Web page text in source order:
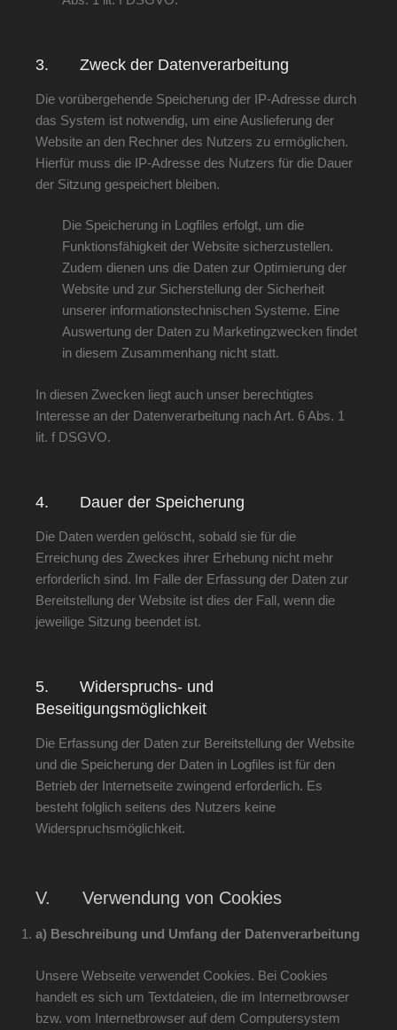
3. Zweck der Datenverarbeitung
Die vorübergehende Speicherung der IP-Adresse durch
das System ist notwendig, um eine Auslieferung der
Website an den Rechner des Nutzers zu ermöglichen.
Hierfür muss die IP-Adresse des Nutzers für die Dauer
der Sitzung gespeichert bleiben.
Die Speicherung in Logfiles erfolgt, um die
Funktionsfähigkeit der Website sicherzustellen.
Zudem dienen uns die Daten zur Optimierung der
Website und zur Sicherstellung der Sicherheit
unserer informationstechnischen Systeme. Eine
Auswertung der Daten zu Marketingzwecken findet
in diesem Zusammenhang nicht statt.
In diesen Zwecken liegt auch unser berechtigtes
Interesse an der Datenverarbeitung nach Art. 6 Abs. 1
lit. f DSGVO.
4. Dauer der Speicherung
Die Daten werden gelöscht, sobald sie für die
Erreichung des Zweckes ihrer Erhebung nicht mehr
erforderlich sind. Im Falle der Erfassung der Daten zur
Bereitstellung der Website ist dies der Fall, wenn die
jeweilige Sitzung beendet ist.
5. Widerspruchs- und
Beseitigungsmöglichkeit
Die Erfassung der Daten zur Bereitstellung der Website
und die Speicherung der Daten in Logfiles ist für den
Betrieb der Internetseite zwingend erforderlich. Es
besteht folglich seitens des Nutzers keine
Widerspruchsmöglichkeit.
V. Verwendung von Cookies
a) Beschreibung und Umfang der Datenverarbeitung
Unsere Webseite verwendet Cookies. Bei Cookies
handelt es sich um Textdateien, die im Internetbrowser
bzw. vom Internetbrowser auf dem Computersystem